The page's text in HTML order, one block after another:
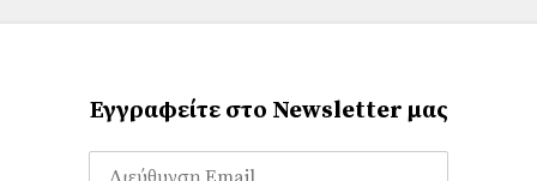
Εγγραφείτε στο Newsletter μας